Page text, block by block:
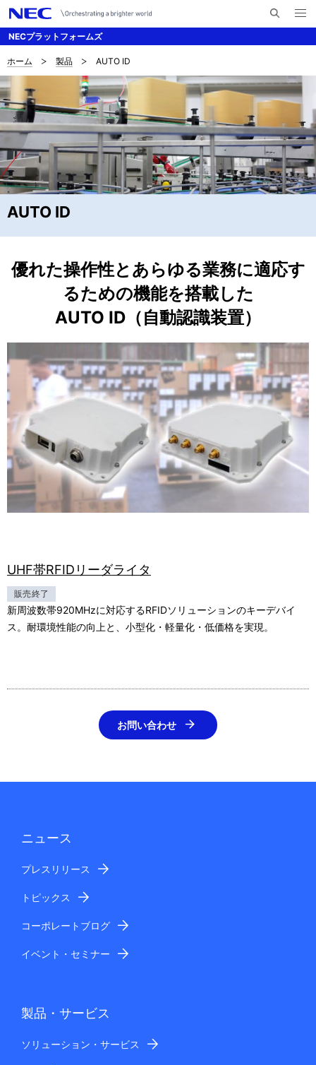
NECプラットフォームズ
検
索
メ
ニ
く
ナ
ビ
ゲ
ー
シ
ョ
ン
サ
イ
ト
内
の
現
在
置
ホーム 製品 AUTO ID
AUTO ID
優れた操作性とあらゆる業務に適応す
るための機能を搭載した
AUTO ID（自動認識装置）
販売終了
新周波数帯920MHzに対応するRFIDソリューションのキーデバイ
ス。耐環境性能の向上と、小型化・軽量化・低価格を実現。
UHF帯RFIDリーダライタ
お問い合わせ
ニュース
プレスリリース
トピックス
コーポレートブログ
イベント・セミナー
製品・サービス
ソリューション・サービス